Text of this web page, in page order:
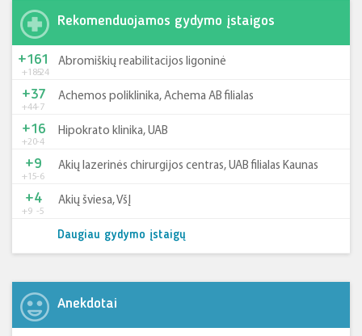
Rekomenduojamos gydymo įstaigos
+185-24
+161 Abromiškių reabilitacijos ligoninė
+44-7
+37 Achemos poliklinika, Achema AB filialas
+20-4
+16 Hipokrato klinika, UAB
+15-6
+9 Akių lazerinės chirurgijos centras, UAB filialas Kaunas
+9 -5
+4 Akių šviesa, VšĮ
Daugiau gydymo įstaigų
Anekdotai